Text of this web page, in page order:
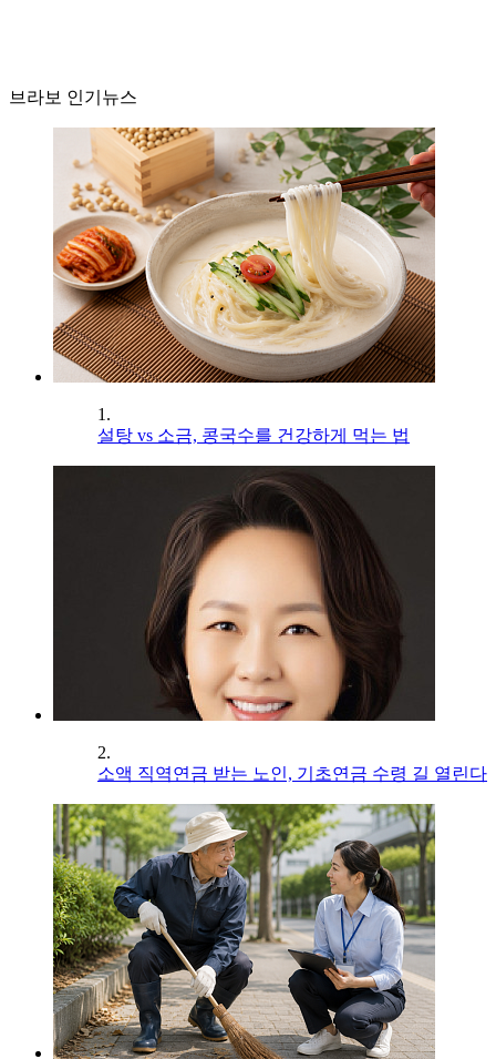
브라보 인기뉴스
1.
설탕 vs 소금, 콩국수를 건강하게 먹는 법
2.
소액 직역연금 받는 노인, 기초연금 수령 길 열린다